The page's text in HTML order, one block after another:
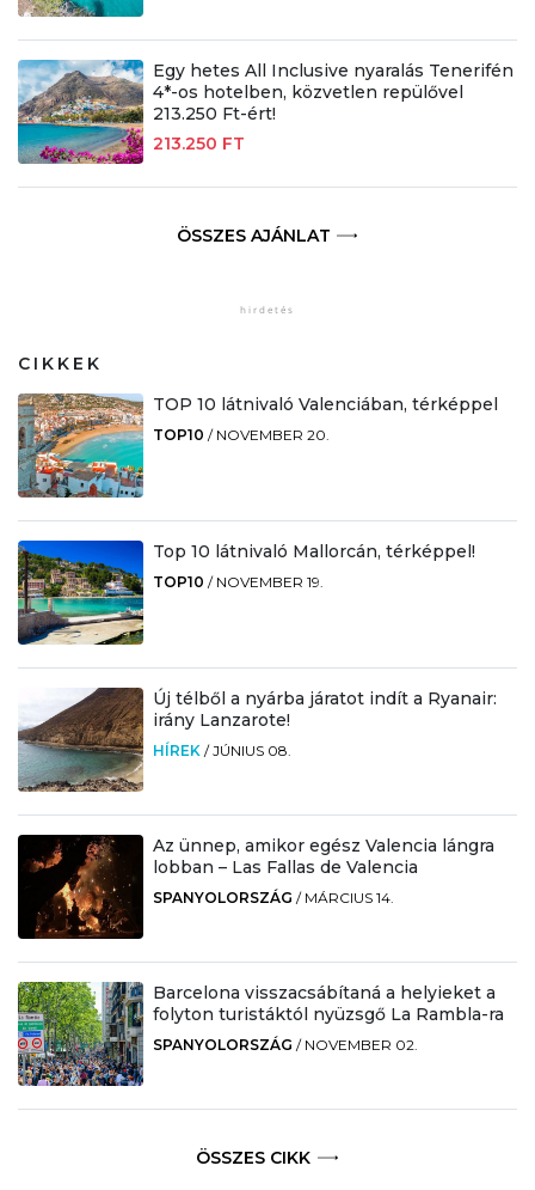
Egy hetes All Inclusive nyaralás Tenerifén
4*-os hotelben, közvetlen repülővel
213.250 Ft-ért!
213.250 FT
ÖSSZES AJÁNLAT
CIKKEK
TOP 10 látnivaló Valenciában, térképpel
TOP10 / NOVEMBER 20.
Top 10 látnivaló Mallorcán, térképpel!
TOP10 / NOVEMBER 19.
Új télből a nyárba járatot indít a Ryanair:
irány Lanzarote!
HÍREK /JÚNIUS 08.
Az ünnep, amikor egész Valencia lángra
lobban – Las Fallas de Valencia
SPANYOLORSZÁG / MÁRCIUS 14.
Barcelona visszacsábítaná a helyieket a
folyton turistáktól nyüzsgő La Rambla-ra
SPANYOLORSZÁG / NOVEMBER 02.
ÖSSZES CIKK